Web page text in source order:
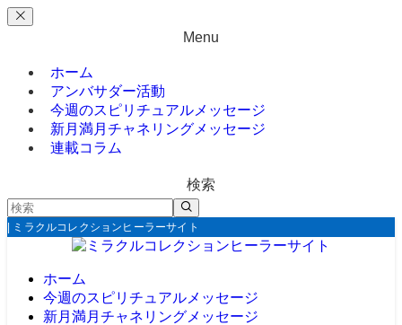
Menu
ホーム
アンバサダー活動
今週のスピリチュアルメッセージ
新月満月チャネリングメッセージ
連載コラム
検索
| ミラクルコレクションヒーラーサイト
ホーム
今週のスピリチュアルメッセージ
新月満月チャネリングメッセージ